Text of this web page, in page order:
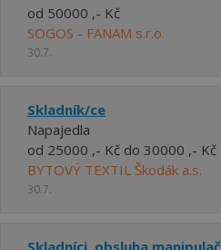
od 50000 ,- Kč
SOGOS - FANAM s.r.o.
30.7.
Skladník/ce
Napajedla
od 25000 ,- Kč do 30000 ,- Kč
BYTOVÝ TEXTIL Škodák a.s.
30.7.
Skladníci, obsluha